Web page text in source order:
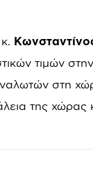
τιμών
στη
της χώρας